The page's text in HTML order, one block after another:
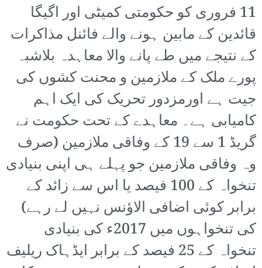
11 فروری کو حکومتی کمیٹی اور اگیگا
قائدین کے مابین ہونے والے فائنل مذاکرات
کے نتیجے میں طے پانے والا معاہدہ بلاشبہ
پورے ملک کے ملازمین و محنت کشوں کی
جیت ہے اورمزدور تحریک کی ایک اہم
کامیابی ہے۔ معاہدے کے تحت حکومت نے
گریڈ 1 سے 19 کے وفاقی ملازمین (صرف
وہ وفاقی ملازمین جو پہلے ہی اپنی بنیادی
تنخواہ کے 100 فیصد یا اس سے زائد کے
برابر کوئی اضافی الاؤنس نہیں لے رہے)
کی تنخواہوں میں 2017ء کی بنیادی
تنخواہ کے 25 فیصد کے برابر ایڈہاک ریلیف